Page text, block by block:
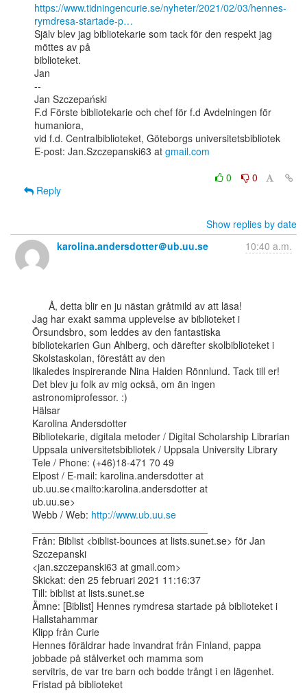
https://www.tidningencurie.se/nyheter/2021/02/03/hennes-
rymdresa-startade-p…
Själv blev jag bibliotekarie som tack för den respekt jag
möttes av på
biblioteket.
Jan
--
Jan Szczepański
F.d Förste bibliotekarie och chef för f.d Avdelningen för
humaniora,
vid f.d. Centralbiblioteket, Göteborgs universitetsbibliotek
E-post: Jan.Szczepanski63 at gmail.com
0
0
Reply
Show replies by date
karolina.andersdotter＠ub.uu.se
10:40 a.m.
Jag har exakt samma upplevelse av biblioteket i
Örsundsbro, som leddes av den fantastiska
bibliotekarien Gun Ahlberg, och därefter skolbiblioteket i
Skolstaskolan, förestått av den
likaledes inspirerande Nina Halden Rönnlund. Tack till er!
Det blev ju folk av mig också, om än ingen
astronomiprofessor. :)
Hälsar
Karolina Andersdotter
Bibliotekarie, digitala metoder / Digital Scholarship Librarian
Uppsala universitetsbibliotek / Uppsala University Library
Tele / Phone: (+46)18-471 70 49
Elpost / E-mail: karolina.andersdotter at
ub.uu.se<mailto:karolina.andersdotter at
ub.uu.se>
Webb / Web: http://www.ub.uu.se
Från: Biblist <biblist-bounces at lists.sunet.se> för Jan
Szczepanski
<jan.szczepanski63 at gmail.com>
Skickat: den 25 februari 2021 11:16:37
Till: biblist at lists.sunet.se
Ämne: [Biblist] Hennes rymdresa startade på biblioteket i
Hallstahammar
Klipp från Curie
Hennes föräldrar hade invandrat från Finland, pappa
jobbade på stålverket och mamma som
servitris, de var tre barn och bodde trångt i en lägenhet.
Fristad på biblioteket